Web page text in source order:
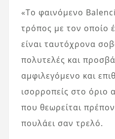
«Το φαινόμενο
τρόπος με τον οποίο
είναι ταυτόχρονα
πολυτελές και
αμφιλεγόμενο και
ισορροπείς στο όριο
που θεωρείται
πουλάει σαν τρελό.